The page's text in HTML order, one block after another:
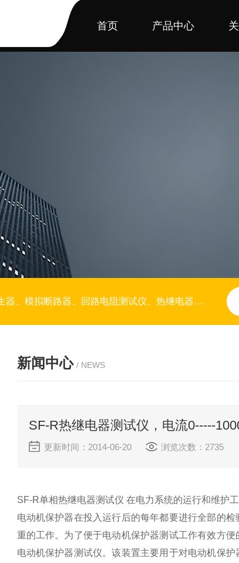
首页 产品中心
保护器测试仪、互感器特性测试仪、伏安变比极性测试仪、变压器容量测试仪、水内冷发电机绝缘特性测试仪、降阻剂、微机继电保护测试仪
新闻中心 / NEWS
SF-R热继电器测试仪，电流0-----
更新时间：2014-06-20 浏览次数：2735
SF-R单相热继电器测试仪 在电力系统的运行和维护
电动机保护器在投入运行后的每年都要进行全部的
重的工作。为了便于电动机保护器测试工作有效方
电动机保护器测试仪。该装置主要用于对电动机保